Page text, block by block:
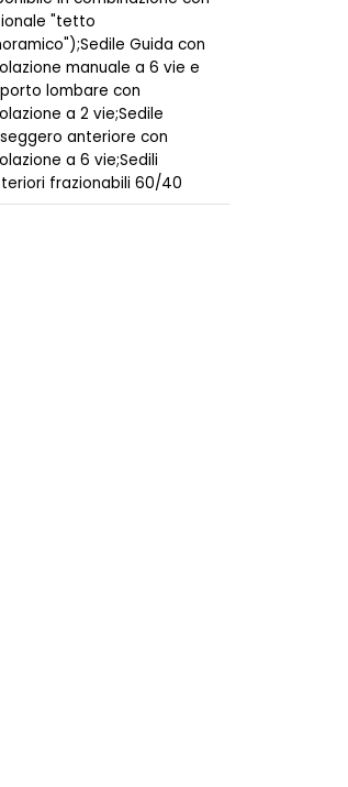
"tetto
Guida con
manuale a 6 vie e
lombare con
a 2 vie;Sedile
anteriore con
a 6 vie;Sedili
frazionabili 60/40